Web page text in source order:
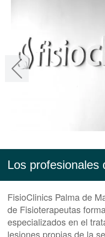
Los profesionales
FisioClinics Palma de
de Fisioterapeutas
especializados en el
lesiones propias de la